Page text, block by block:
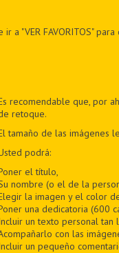
ir a "VER FAVORITOS"
recomendable que, por
retoque.
tamaño de las imágenes
podrá:
el título,
nombre (o el de la
la imagen y el color
una dedicatoria (600
un texto personal tan
con las
un pequeño